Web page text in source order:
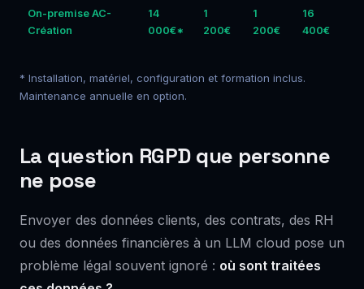
On-premise AC-
Création
14
000€*
1
200€
1
200€
16
400€
* Installation, matériel, configuration et formation inclus.
Maintenance annuelle en option.
La question RGPD que personne
ne pose
Envoyer des données clients, des contrats, des RH
ou des données financières à un LLM cloud pose un
problème légal souvent ignoré : où sont traitées